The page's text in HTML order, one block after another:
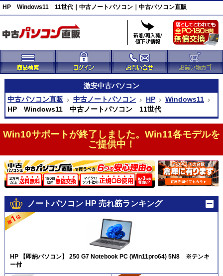
HP Windows11 11世代｜中古ノートパソコン｜中古パソコン直販
激安中古パソコン
中古パソコン直販
中古ノートパソコン HP
Windows11
HP Windows11 中古ノートパソコン 11世代
Win10サポートが終了しました。Win11各モデルを
ご提供中！
ノートパソコン HP 売れ筋ランキング
HP 【即納パソコン】 250 G7 Notebook PC (Win11pro64) 5N8 ※テンキ
ー付